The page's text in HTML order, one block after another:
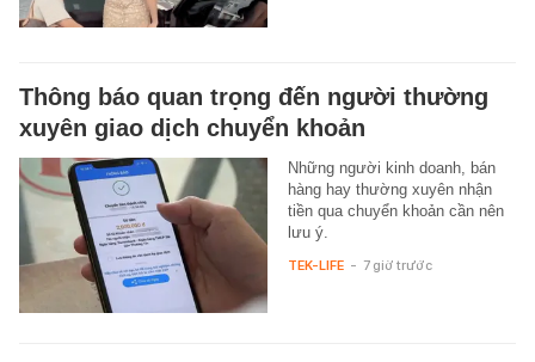
Thông báo quan trọng đến người thường
xuyên giao dịch chuyển khoản
Những người kinh doanh, bán
hàng hay thường xuyên nhận
tiền qua chuyển khoản cần nên
lưu ý.
TEK-LIFE - 7 giờ trước